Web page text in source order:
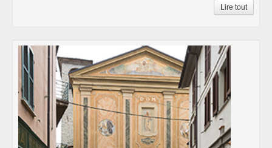
Lire tout